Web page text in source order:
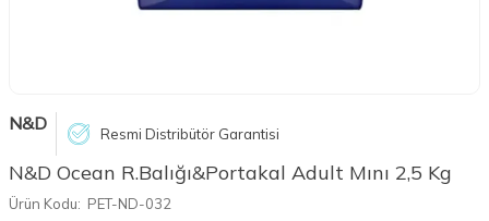
N&D Resmi Distribütör Garantisi
N&D Ocean R.Balığı&Portakal Adult Mını 2,5 Kg
Ürün Kodu: PET-ND-032